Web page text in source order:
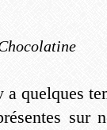
quelques
sur